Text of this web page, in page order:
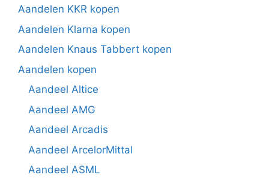
Aandelen KKR kopen
Aandelen Klarna kopen
Aandelen Knaus Tabbert kopen
Aandelen kopen
Aandeel Altice
Aandeel AMG
Aandeel Arcadis
Aandeel ArcelorMittal
Aandeel ASML